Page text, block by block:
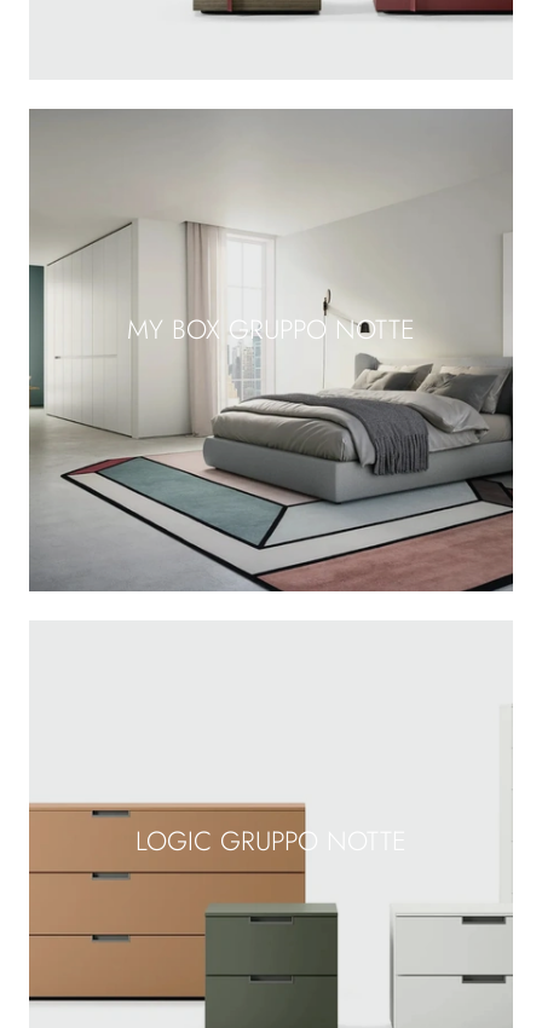
MY BOX GRUPPO NOTTE
LOGIC GRUPPO NOTTE